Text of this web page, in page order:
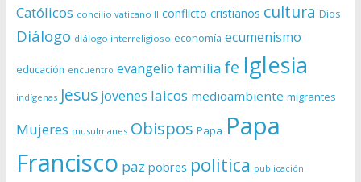
Católicos concilio vaticano II conflicto cristianos cultura Dios
Diálogo diálogo interreligioso economía ecumenismo
educación encuentro evangelio familia fe Iglesia
indígenas Jesus jovenes laicos medioambiente migrantes
Mujeres musulmanes Obispos Papa Papa
Francisco paz pobres politica publicación